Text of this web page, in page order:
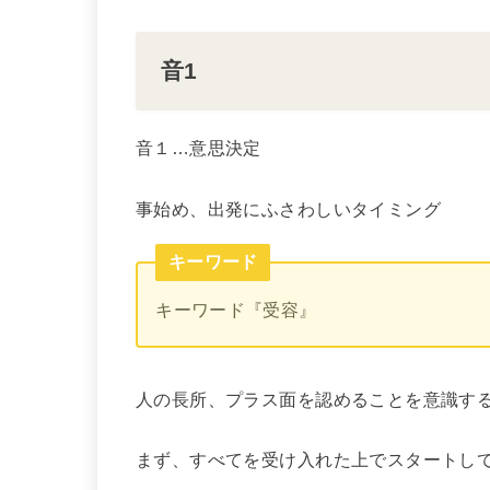
音1
音１…意思決定
事始め、出発にふさわしいタイミング
キーワード
キーワード『受容』
人の長所、プラス面を認めることを意識す
まず、すべてを受け入れた上でスタートし